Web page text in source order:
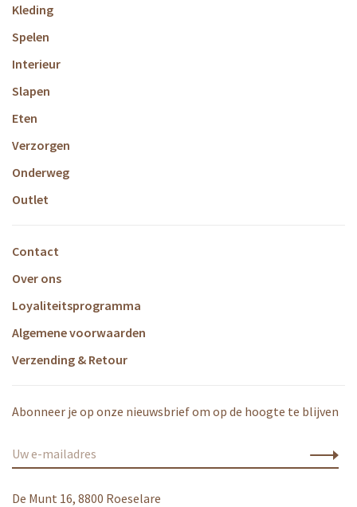
Kleding
Spelen
Interieur
Slapen
Eten
Verzorgen
Onderweg
Outlet
Contact
Over ons
Loyaliteitsprogramma
Algemene voorwaarden
Verzending & Retour
Abonneer je op onze nieuwsbrief om op de hoogte te blijven
De Munt 16, 8800 Roeselare